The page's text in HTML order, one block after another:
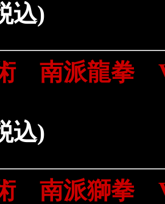
込)
南派龍拳
込)
南派獅拳